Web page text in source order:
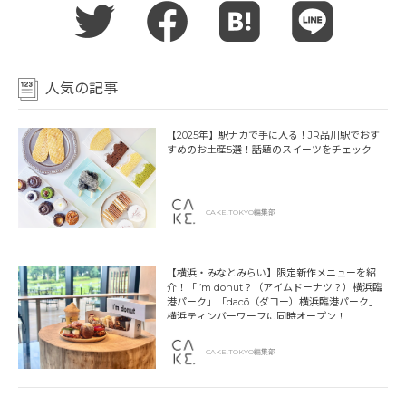
人気の記事
【2025年】駅ナカで手に入る！JR品川駅でおす
すめのお土産5選！話題のスイーツをチェック
CAKE.TOKYO編集部
【横浜・みなとみらい】限定新作メニューを紹
介！「I’m donut？（アイムドーナツ？）横浜臨
港パーク」「dacō（ダコー）横浜臨港パーク」
横浜ティンバーワーフに同時オープン！
CAKE.TOKYO編集部